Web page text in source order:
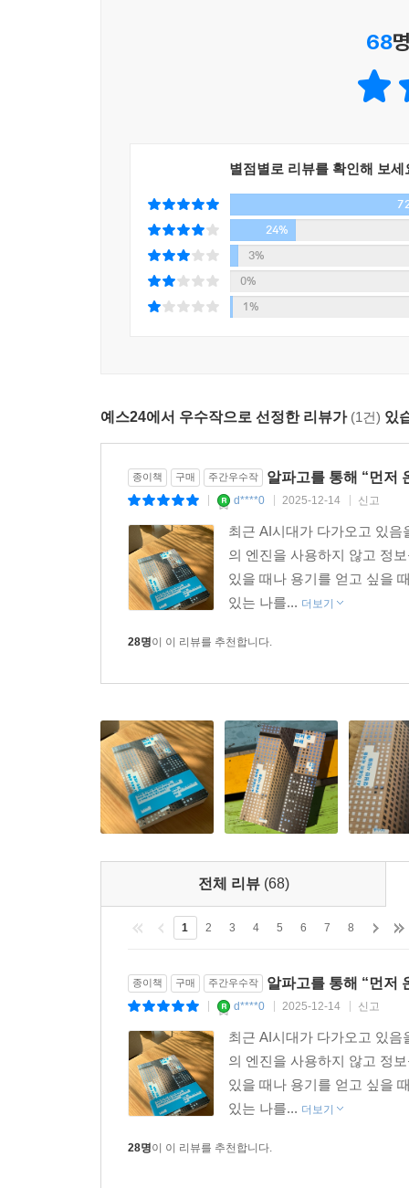
할지도 모르겠다. 스포츠카를 사서 인증하거나,
가치 있는 기술은 그런 맥락에서만 나온다.
인공지능은 그저 도구일 뿐이라는 거짓말
과학기술에 대한 가치의 통제가 가능하려면…
일부 전문가는 ‘인공지능은 그저 도구일 뿐,
한편 ‘AI 시대에도 새로운 일자리가 계속 생길 것
이유에 불과할까? 책은 그 질문을 집요하게 파
자부심은 추락했다. 실력이 급상승한 프로기사
급여만 주어지면 괜찮을까?
장강명은 신약 개발 과정에서 제약회사가 거쳐
속도나 우리의 삶과 사회에 끼칠 파급력에 비해
조약을 통한 기후위기 대응처럼 국경을 뛰어넘는
일이라는 것이다.
“가치의 근원에 대한 문제, 기술을 통제하는 방
똑똑한 사람들이 실리콘밸리로 몰려가지 말고 이
68
별점별로 리뷰를 확인해 보세
24%
3%
0%
1%
예스24에서 우수작으로 선정한 리뷰가 (1건) 있
종이책 구매 주간우수작 알파고를 통해 “먼저
d****0 2025-12-14 신고
최근 AI시대가 다가오고 있
의 엔진을 사용하지 않고 정
있을 때나 용기를 얻고 싶을
있는 나를... 더보기
28명이 이 리뷰를 추천합니다.
전체 리뷰 (68)
1 2 3 4 5 6 7 8
종이책 구매 주간우수작 알파고를 통해 “먼저
d****0 2025-12-14 신고
최근 AI시대가 다가오고 있
의 엔진을 사용하지 않고 정
있을 때나 용기를 얻고 싶을
있는 나를... 더보기
28명이 이 리뷰를 추천합니다.